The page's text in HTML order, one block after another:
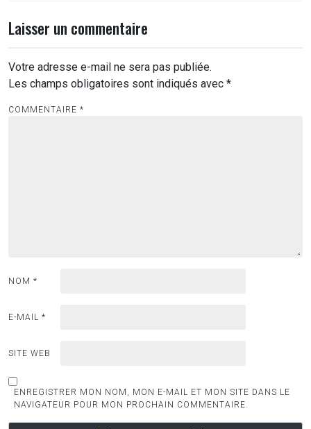
Laisser un commentaire
Votre adresse e-mail ne sera pas publiée.
Les champs obligatoires sont indiqués avec *
COMMENTAIRE *
NOM *
E-MAIL *
SITE WEB
ENREGISTRER MON NOM, MON E-MAIL ET MON SITE DANS LE
NAVIGATEUR POUR MON PROCHAIN COMMENTAIRE.